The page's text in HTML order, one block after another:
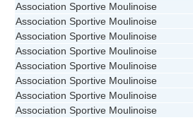
Association Sportive Moulinoise
Association Sportive Moulinoise
Association Sportive Moulinoise
Association Sportive Moulinoise
Association Sportive Moulinoise
Association Sportive Moulinoise
Association Sportive Moulinoise
Association Sportive Moulinoise